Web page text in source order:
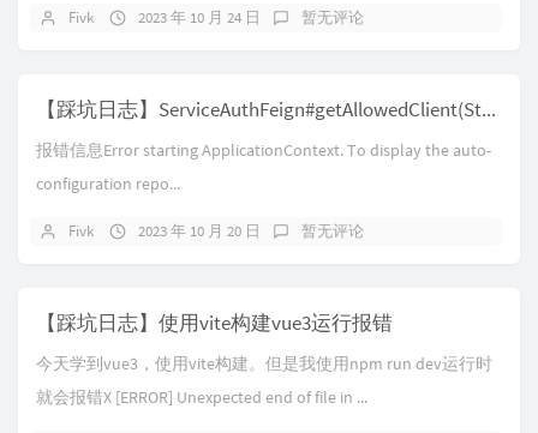
Fivk 2023 年 10 月 24 日 暂无评论
【踩坑日志】ServiceAuthFeign#getAllowedClient(String,String) failed and no fallback available.
报错信息Error starting ApplicationContext. To display the auto-
configuration repo...
Fivk 2023 年 10 月 20 日 暂无评论
【踩坑日志】使用vite构建vue3运行报错
今天学到vue3，使用vite构建。但是我使用npm run dev运行时
就会报错X [ERROR] Unexpected end of file in ...